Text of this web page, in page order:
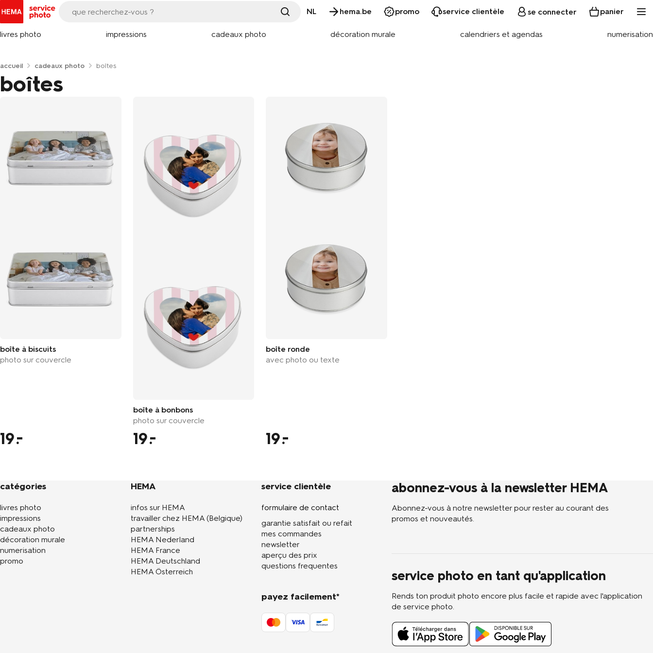
NL hema.be promo service clientèle se connecter panier
livres photo impressions cadeaux photo décoration murale calendriers et agendas numerisation
accueil cadeaux photo boîtes
boîtes
boîte à biscuits
photo sur couvercle
19
boîte à bonbons
photo sur couvercle
19
boîte ronde
avec photo ou texte
19
catégories
livres photo
impressions
cadeaux photo
décoration murale
numerisation
promo
HEMA
infos sur HEMA
travailler chez HEMA (Belgique)
partnerships
HEMA Nederland
HEMA France
HEMA Deutschland
HEMA Österreich
service clientèle
formulaire de contact
garantie satisfait ou refait
mes commandes
newsletter
aperçu des prix
questions frequentes
payez facilement*
abonnez-vous à la newsletter HEMA
Abonnez-vous à notre newsletter pour rester au courant des
promos et nouveautés.
service photo en tant qu'application
Rends ton produit photo encore plus facile et rapide avec l'application
de service photo.